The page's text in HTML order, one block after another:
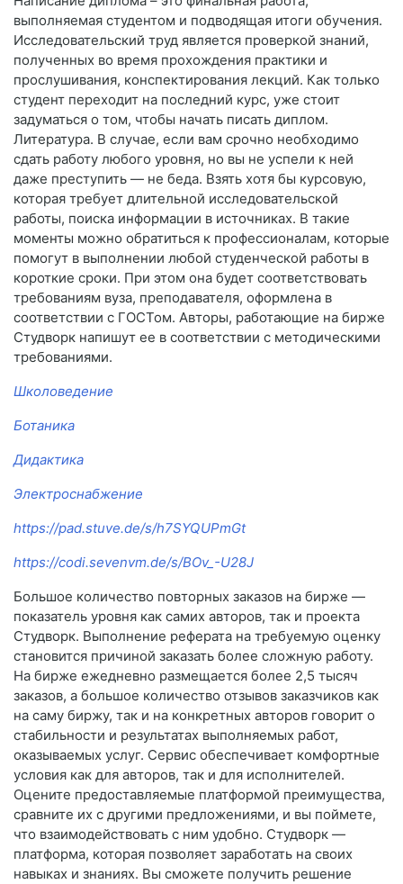
выполняемая студентом и подводящая итоги обучения.
Исследовательский труд является проверкой знаний,
полученных во время прохождения практики и
прослушивания, конспектирования лекций. Как только
студент переходит на последний курс, уже стоит
задуматься о том, чтобы начать писать диплом.
Литература. В случае, если вам срочно необходимо
сдать работу любого уровня, но вы не успели к ней
даже преступить — не беда. Взять хотя бы курсовую,
которая требует длительной исследовательской
работы, поиска информации в источниках. В такие
моменты можно обратиться к профессионалам, которые
помогут в выполнении любой студенческой работы в
короткие сроки. При этом она будет соответствовать
требованиям вуза, преподавателя, оформлена в
соответствии с ГОСТом. Авторы, работающие на бирже
Студворк напишут ее в соответствии с методическими
требованиями.
Школоведение
Ботаника
Дидактика
Электроснабжение
https://pad.stuve.de/s/h7SYQUPmGt
https://codi.sevenvm.de/s/BOv_-U28J
Большое количество повторных заказов на бирже —
показатель уровня как самих авторов, так и проекта
Студворк. Выполнение реферата на требуемую оценку
становится причиной заказать более сложную работу.
На бирже ежедневно размещается более 2,5 тысяч
заказов, а большое количество отзывов заказчиков как
на саму биржу, так и на конкретных авторов говорит о
стабильности и результатах выполняемых работ,
оказываемых услуг. Сервис обеспечивает комфортные
условия как для авторов, так и для исполнителей.
Оцените предоставляемые платформой преимущества,
сравните их с другими предложениями, и вы поймете,
что взаимодействовать с ним удобно. Студворк —
платформа, которая позволяет заработать на своих
навыках и знаниях. Вы сможете получить решение